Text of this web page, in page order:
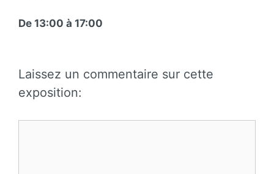
De 13:00 à 17:00
Laissez un commentaire sur cette
exposition: